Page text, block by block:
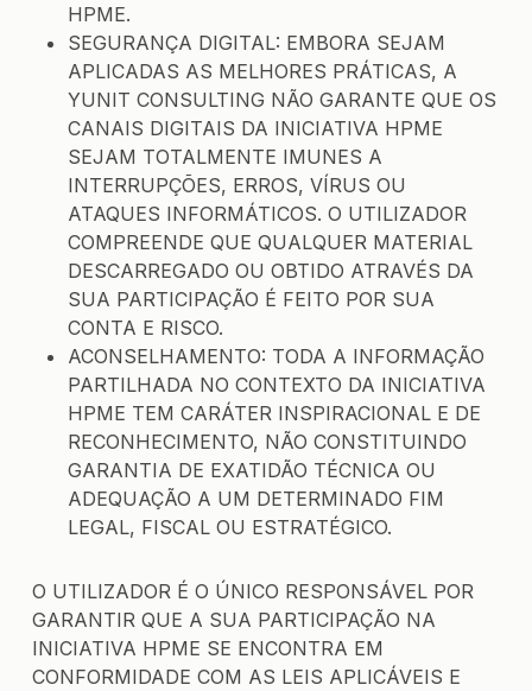
HPME.
SEGURANÇA DIGITAL: EMBORA SEJAM
APLICADAS AS MELHORES PRÁTICAS, A
YUNIT CONSULTING NÃO GARANTE QUE OS
CANAIS DIGITAIS DA INICIATIVA HPME
SEJAM TOTALMENTE IMUNES A
INTERRUPÇÕES, ERROS, VÍRUS OU
ATAQUES INFORMÁTICOS. O UTILIZADOR
COMPREENDE QUE QUALQUER MATERIAL
DESCARREGADO OU OBTIDO ATRAVÉS DA
SUA PARTICIPAÇÃO É FEITO POR SUA
CONTA E RISCO.
ACONSELHAMENTO: TODA A INFORMAÇÃO
PARTILHADA NO CONTEXTO DA INICIATIVA
HPME TEM CARÁTER INSPIRACIONAL E DE
RECONHECIMENTO, NÃO CONSTITUINDO
GARANTIA DE EXATIDÃO TÉCNICA OU
ADEQUAÇÃO A UM DETERMINADO FIM
LEGAL, FISCAL OU ESTRATÉGICO.
O UTILIZADOR É O ÚNICO RESPONSÁVEL POR
GARANTIR QUE A SUA PARTICIPAÇÃO NA
INICIATIVA HPME SE ENCONTRA EM
CONFORMIDADE COM AS LEIS APLICÁVEIS E